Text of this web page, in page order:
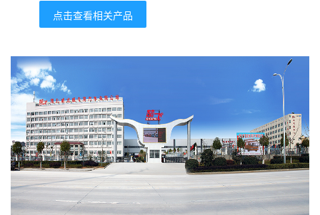
点击查看相关产品